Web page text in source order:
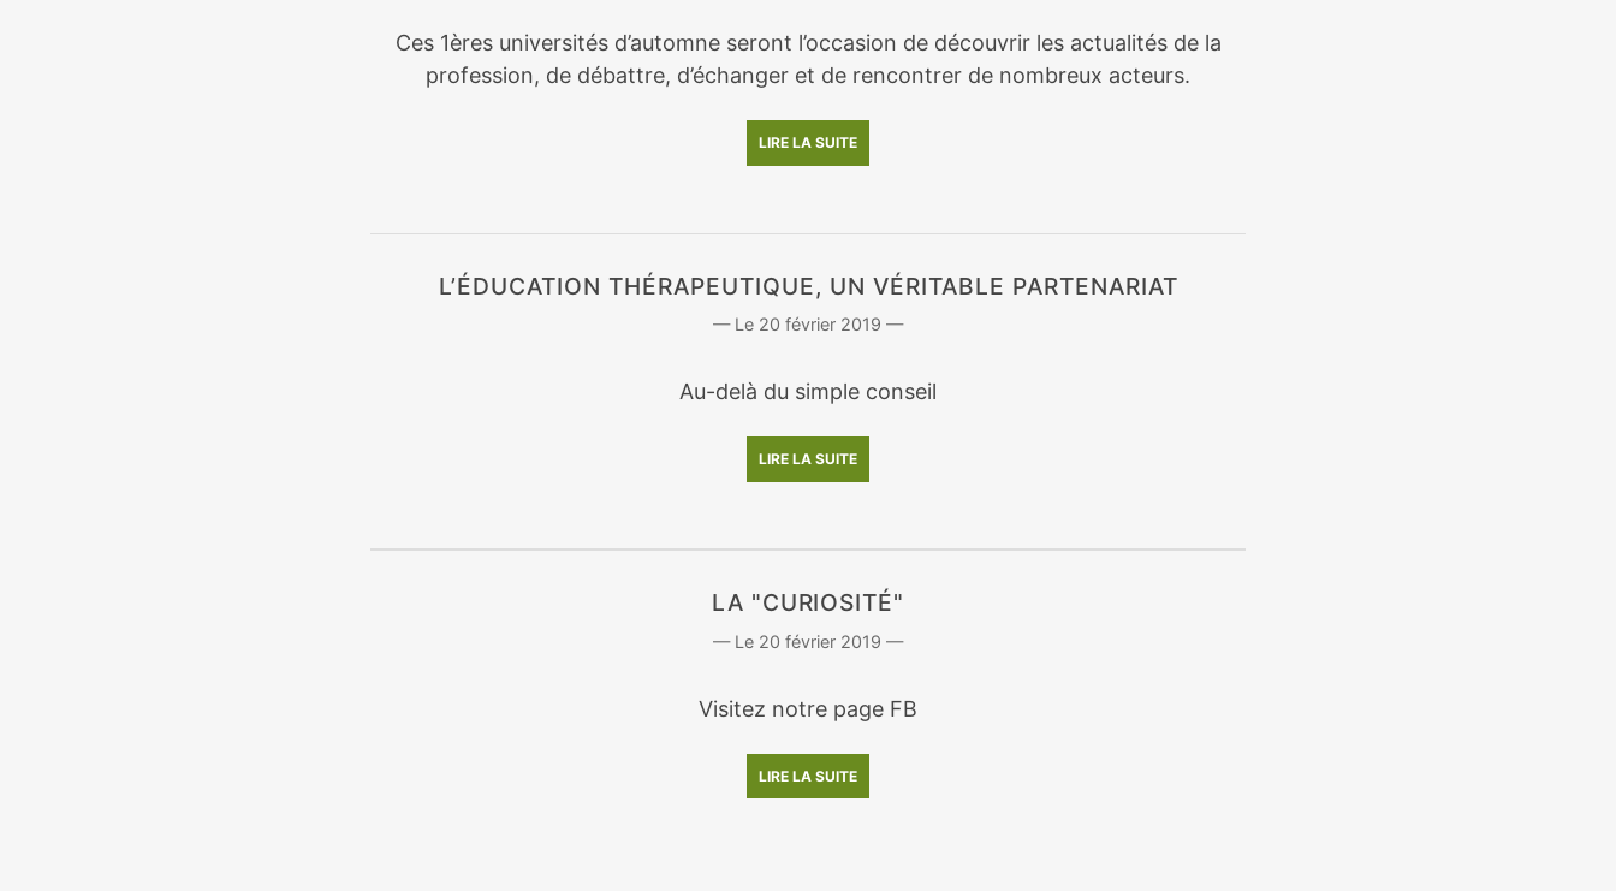
Ces 1ères universités d’automne seront l’occasion de découvrir les actualités de la
profession, de débattre, d’échanger et de rencontrer de nombreux acteurs.
LIRE LA SUITE
L’ÉDUCATION THÉRAPEUTIQUE, UN VÉRITABLE PARTENARIAT
20 février 2019
Au-delà du simple conseil
LIRE LA SUITE
LA "CURIOSITÉ"
20 février 2019
Visitez notre page FB
LIRE LA SUITE